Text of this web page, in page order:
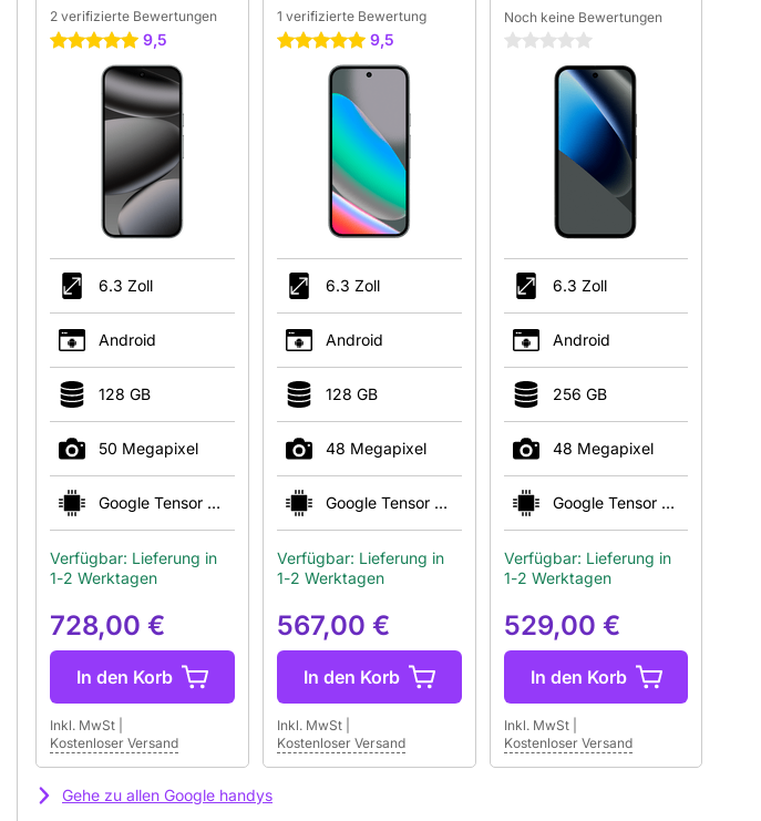
2 verifizierte Bewertungen
5 Sterne 9,5
6.3 Zoll
Android
128 GB
50 Megapixel
Google Tensor G5
Verfügbar: Lieferung in
1-2 Werktagen
728,00 €
In den Korb
Inkl. MwSt
Kostenloser Versand
1 verifizierte Bewertung
5 Sterne 9,5
6.3 Zoll
Android
128 GB
48 Megapixel
Google Tensor G5
Verfügbar: Lieferung in
1-2 Werktagen
567,00 €
In den Korb
Inkl. MwSt|
Kostenloser Versand
Noch keine Bewertungen
0 Sterne
6.3 Zoll
Android
256 GB
48 Megapixel
Google Tensor G4
Verfügbar: Lieferung in
1-2 Werktagen
529,00 €
In den Korb
Inkl. MwSt|
Kostenloser Versand
Gehe zu allen Google handys